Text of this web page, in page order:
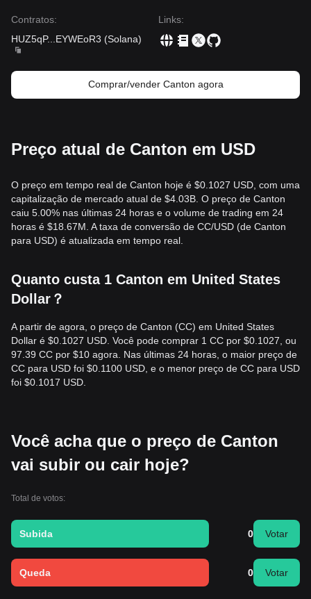
Contratos:
HUZ5qP... EYWEoR3 (Solana)
Links:
Comprar/vender Canton agora
Preço atual de Canton em USD
O preço em tempo real de Canton hoje é $0.1027 USD, com uma
capitalização de mercado atual de $4.03B. O preço de Canton
caiu 5.00% nas últimas 24 horas e o volume de trading em 24
horas é $18.67M. A taxa de conversão de CC/USD (de Canton
para USD) é atualizada em tempo real.
Quanto custa 1 Canton em United States
Dollar？
A partir de agora, o preço de Canton (CC) em United States
Dollar é $0.1027 USD. Você pode comprar 1 CC por $0.1027, ou
97.39 CC por $10 agora. Nas últimas 24 horas, o maior preço de
CC para USD foi $0.1100 USD, e o menor preço de CC para USD
foi $0.1017 USD.
Você acha que o preço de Canton
vai subir ou cair hoje?
Total de votos:
Subida 0 Votar
Queda 0 Votar